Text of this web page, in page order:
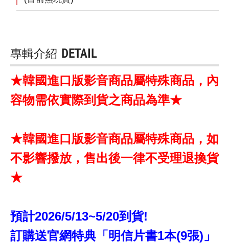
專輯介紹 DETAIL
★韓國進口版影音商品屬特殊商品，內
容物需依實際到貨之商品為準★
★韓國進口版影音商品屬特殊商品，如
不影響撥放，售出後一律不受理退換貨
★
預計2026/5/13~5/20到貨!
訂購送官網特典「明信片書1本(9張)」